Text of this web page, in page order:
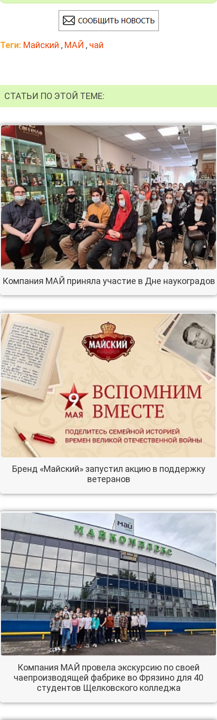
Теги: Майский , МАЙ , чай
СТАТЬИ ПО ЭТОЙ ТЕМЕ:
Компания МАЙ приняла участие в Дне наукоградов
Бренд «Майский» запустил акцию в поддержку
ветеранов
Компания МАЙ провела экскурсию по своей
чаепроизводящей фабрике во Фрязино для 40
студентов Щелковского колледжа